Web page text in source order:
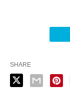
SHARE